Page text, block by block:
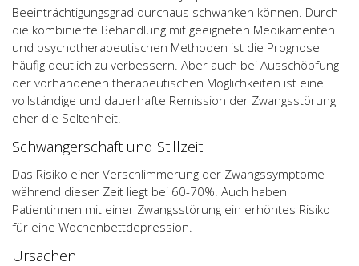
Beeinträchtigungsgrad durchaus schwanken können. Durch
die kombinierte Behandlung mit geeigneten Medikamenten
und psychotherapeutischen Methoden ist die Prognose
häufig deutlich zu verbessern. Aber auch bei Ausschöpfung
der vorhandenen therapeutischen Möglichkeiten ist eine
vollständige und dauerhafte Remission der Zwangsstörung
eher die Seltenheit.
Schwangerschaft und Stillzeit
Das Risiko einer Verschlimmerung der Zwangssymptome
während dieser Zeit liegt bei 60-70%. Auch haben
Patientinnen mit einer Zwangsstörung ein erhöhtes Risiko
für eine Wochenbettdepression.
Ursachen